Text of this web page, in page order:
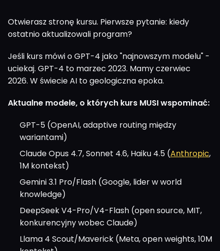
Otwierasz stronę kursu. Pierwsze pytanie: kiedy
ostatnio aktualizowali program?
Jeśli kurs mówi o GPT-4 jako "najnowszym modelu" -
uciekaj. GPT-4 to marzec 2023. Mamy czerwiec
2026. W świecie AI to geologiczna epoka.
Aktualne modele, o których kurs MUSI wspominać:
GPT-5 (OpenAI, adaptive routing między
wariantami)
Claude Opus 4.7, Sonnet 4.6, Haiku 4.5 (Anthropic,
1M kontekst)
Gemini 3.1 Pro/Flash (Google, lider w world
knowledge)
DeepSeek V4-Pro/V4-Flash (open source, MIT,
konkurencyjny wobec Claude)
Llama 4 Scout/Maverick (Meta, open weights, 10M